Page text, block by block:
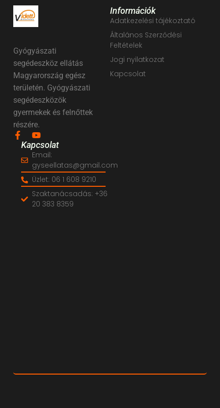
Gyógyászati
segédeszköz ellátás
Magyarország egész
területén. Gyógyászati
segédeszközök
gyermekek és felnőttek
részére.
Információk
Adatkezelési tájékoztató
Általános Szerződési
Feltételek
Jogi nyilatkozat
Kapcsolat
Kapcsolat
Email:
gyseellatas@gmail.com
Üzlet: 06 1 608 9210
Szaktanácsadás: +36
20 383 8359